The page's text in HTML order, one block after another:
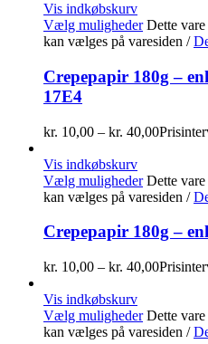
Vis indkøbskurv
Vælg muligheder Dette
kan vælges på varesiden /
Crepepapir 180g –
17E4
kr. 10,00 – kr. 40,00
Vis indkøbskurv
Vælg muligheder Dette
kan vælges på varesiden /
Crepepapir 180g –
kr. 10,00 – kr. 40,00
Vis indkøbskurv
Vælg muligheder Dette
kan vælges på varesiden /